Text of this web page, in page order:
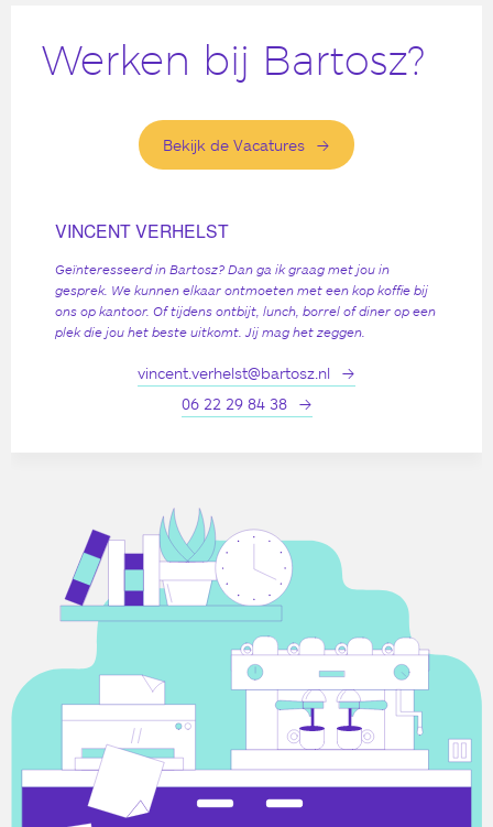
Werken bij Bartosz?
Bekijk de Vacatures
VINCENT VERHELST
Geïnteresseerd in Bartosz? Dan ga ik graag met jou in
gesprek. We kunnen elkaar ontmoeten met een kop koffie bij
ons op kantoor. Of tijdens ontbijt, lunch, borrel of diner op een
plek die jou het beste uitkomt. Jij mag het zeggen.
vincent.verhelst@bartosz.nl
06 22 29 84 38